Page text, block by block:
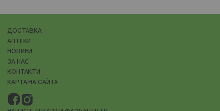
ДОСТАВКА
АПТЕКИ
НОВИНИ
ЗА НАС
КОНТАКТИ
КАРТА НА САЙТА